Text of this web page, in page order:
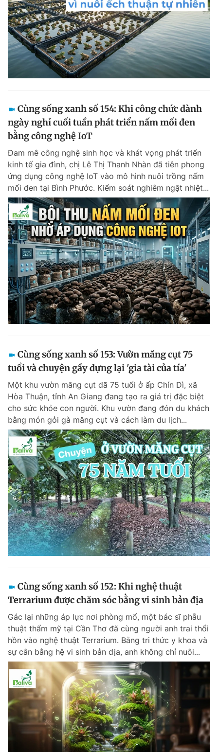
Cùng sống xanh số 154: Khi công chức dành
ngày nghỉ cuối tuần phát triển nấm mối đen
bằng công nghệ IoT
Đam mê công nghệ sinh học và khát vọng phát triển
kinh tế gia đình, chị Lê Thị Thanh Nhàn đã tiên phong
ứng dụng công nghệ IoT vào mô hình nuôi trồng nấm
mối đen tại Bình Phước. Kiểm soát nghiêm ngặt nhiệt...
Cùng sống xanh số 153: Vườn măng cụt 75
tuổi và chuyện gầy dựng lại 'gia tài của tía'
Một khu vườn măng cụt đã 75 tuổi ở ấp Chín Dì, xã
Hòa Thuận, tỉnh An Giang đang tạo ra giá trị đặc biệt
cho sức khỏe con người. Khu vườn đang đón du khách
bằng món gỏi gà măng cụt và cách làm du lịch...
Cùng sống xanh số 152: Khi nghệ thuật
Terrarium được chăm sóc bằng vi sinh bản địa
Gác lại những áp lực nơi phòng mổ, một bác sĩ phẫu
thuật thẩm mỹ tại Cần Thơ đã cùng người anh trai thổi
hồn vào nghệ thuật Terrarium. Bằng tri thức y khoa và
sự cân bằng hệ vi sinh bản địa, anh không chỉ nuôi...